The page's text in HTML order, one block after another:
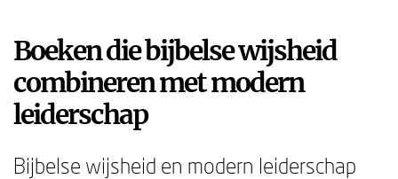
Boeken die bijbelse wijsheid
combineren met modern
leiderschap
Bijbelse wijsheid en modern leiderschap